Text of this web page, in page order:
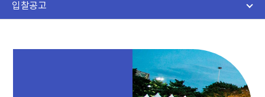
입찰공고